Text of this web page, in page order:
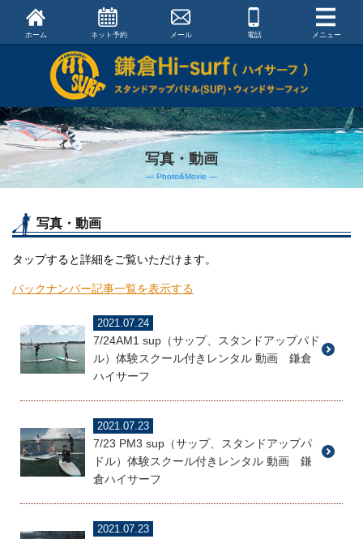
ホーム ネット予約 メール 電話 メニュー
写真・動画
― Photo&Movie ―
写真・動画
タップすると詳細をご覧いただけます。
バックナンバー記事一覧を表示する
2021.07.24
7/24AM1 sup（サップ、スタンドアップパド
ル）体験スクール付きレンタル 動画 鎌倉
ハイサーフ
2021.07.23
7/23 PM3 sup（サップ、スタンドアップパ
ドル）体験スクール付きレンタル 動画 鎌
倉ハイサーフ
2021.07.23